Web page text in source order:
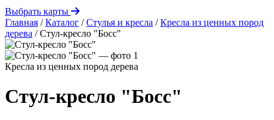
Выбрать карты
Главная / Каталог / Стулья и кресла / Кресла из ценных пород
дерева / Стул-кресло "Босс"
Кресла из ценных пород дерева
Стул-кресло "Босс"